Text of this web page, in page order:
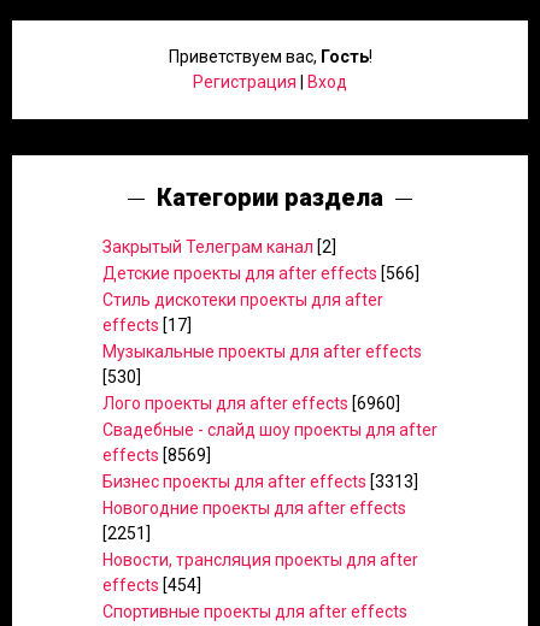
Приветствуем вас, Гость!
Регистрация
Вход
Категории раздела
Закрытый Телеграм канал [2]
Детские проекты для after effects [566]
Стиль дискотеки проекты для after
effects [17]
Музыкальные проекты для after effects
[530]
Лого проекты для after effects [6960]
Свадебные - слайд шоу проекты для after
effects [8569]
Бизнес проекты для after effects [3313]
Новогодние проекты для after effects
[2251]
Новости, трансляция проекты для after
effects [454]
Спортивные проекты для after effects